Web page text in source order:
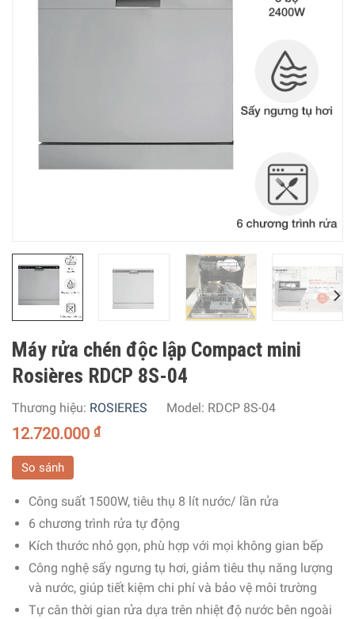
Máy rửa chén độc lập Compact mini
Rosières RDCP 8S-04
Thương hiệu: ROSIERES Model: RDCP 8S-04
12.720.000 ₫
So sánh
Công suất 1500W, tiêu thụ 8 lít nước/ lần rửa
6 chương trình rửa tự động
Kích thước nhỏ gọn, phù hợp với mọi không gian bếp
Công nghệ sấy ngưng tụ hơi, giảm tiêu thụ năng lượng
và nước, giúp tiết kiệm chi phí và bảo vệ môi trường
Tự cân thời gian rửa dựa trên nhiệt độ nước bên ngoài